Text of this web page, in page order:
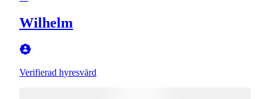
Wilhelm
Verifierad hyresvärd